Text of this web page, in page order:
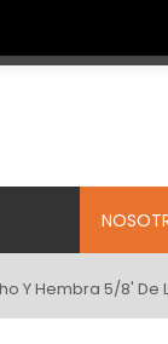
Y Hembra 5/8' De